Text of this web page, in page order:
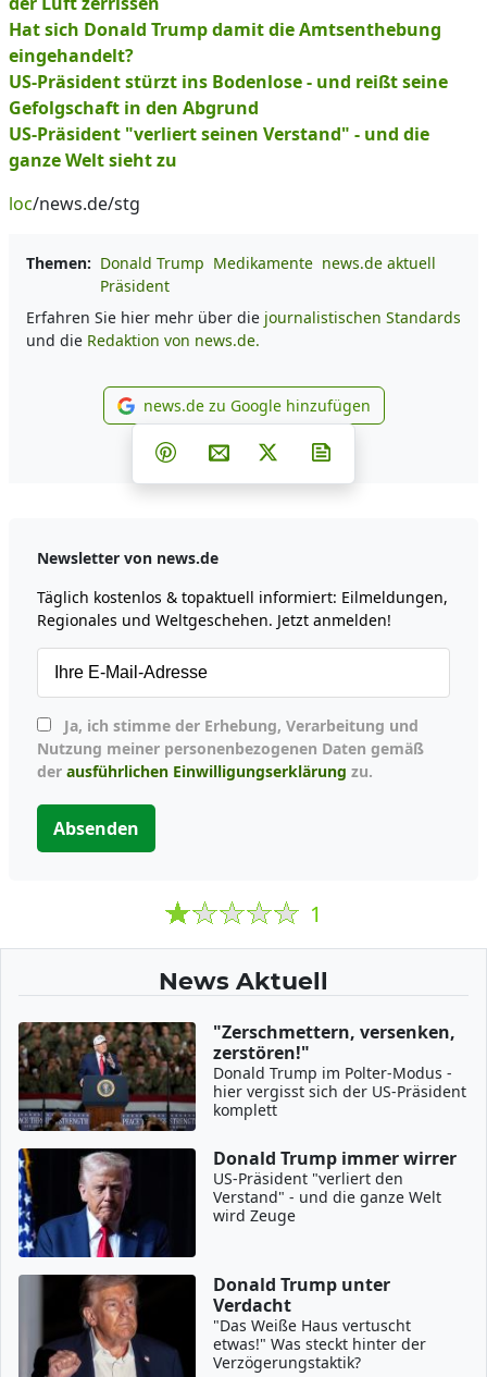
Hat sich Donald Trump damit die Amtsenthebung
eingehandelt?
US-Präsident stürzt ins Bodenlose - und reißt seine
Gefolgschaft in den Abgrund
US-Präsident "verliert seinen Verstand" - und die
ganze Welt sieht zu
loc/news.de/stg
Themen: Donald Trump Medikamente news.de aktuell
Präsident
Erfahren Sie hier mehr über die journalistischen Standards
und die Redaktion von news.de.
news.de zu Google
news.de zu Google hinzufügen
Teilen auf Facebook
Teilen auf Whatsapp
Teilen auf Telegram
Teilen auf Pinterest
Per E-Mail teilen
Post auf X
Newsletter von news.de
Täglich kostenlos & topaktuell informiert: Eilmeldungen,
Regionales und Weltgeschehen. Jetzt anmelden!
Nutzung meiner personenbezogenen Daten gemäß
der ausführlichen Einwilligungserklärung zu.
Absenden
1
News Aktuell
"Zerschmettern, versenken,
zerstören!"
Donald Trump im Polter-Modus -
hier vergisst sich der US-Präsident
komplett
Donald Trump immer wirrer
US-Präsident "verliert den
Verstand" - und die ganze Welt
wird Zeuge
Donald Trump unter
Verdacht
"Das Weiße Haus vertuscht
etwas!" Was steckt hinter der
Verzögerungstaktik?